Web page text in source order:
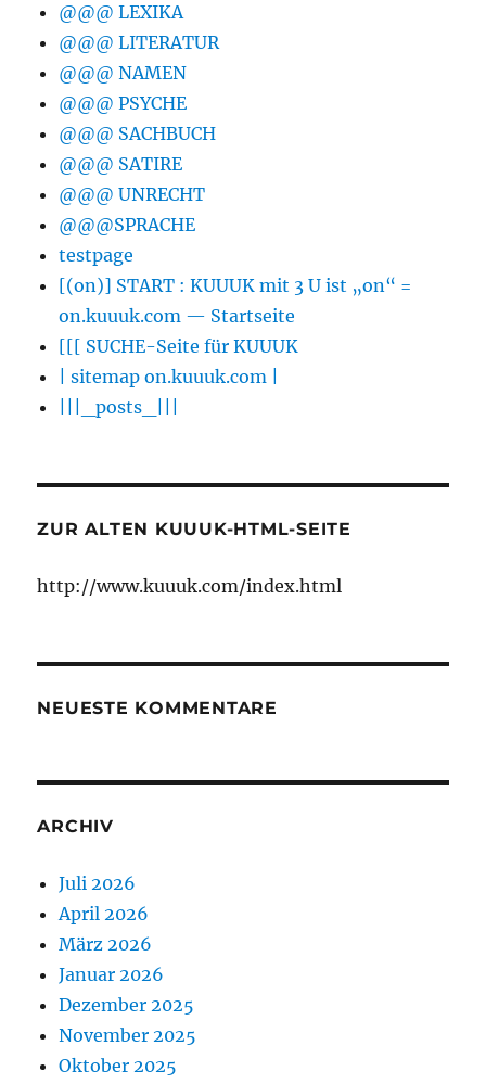
@@@ LEXIKA
@@@ LITERATUR
@@@ NAMEN
@@@ PSYCHE
@@@ SACHBUCH
@@@ SATIRE
@@@ UNRECHT
@@@SPRACHE
testpage
[(on)] START : KUUUK mit 3 U ist „on“ =
on.kuuuk.com — Startseite
[[[ SUCHE-Seite für KUUUK
| sitemap on.kuuuk.com |
|||_posts_|||
ZUR ALTEN KUUUK-HTML-SEITE
http://www.kuuuk.com/index.html
NEUESTE KOMMENTARE
ARCHIV
Juli 2026
April 2026
März 2026
Januar 2026
Dezember 2025
November 2025
Oktober 2025